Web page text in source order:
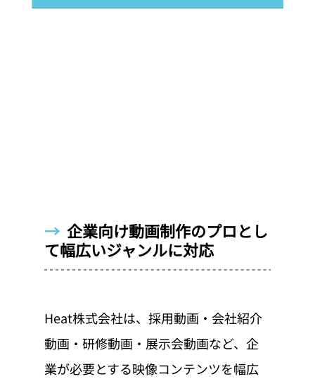
→ 企業向け動画制作のプロとし
て幅広いジャンルに対応
Heat株式会社は、採用動画・会社紹介
動画・研修動画・展示会動画など、企
業が必要とする映像コンテンツを幅広